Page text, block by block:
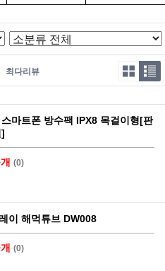
최다리뷰
마트폰 방수팩 IPX8 목걸이형[판
(0)
이 해먹튜브 DW008
(0)